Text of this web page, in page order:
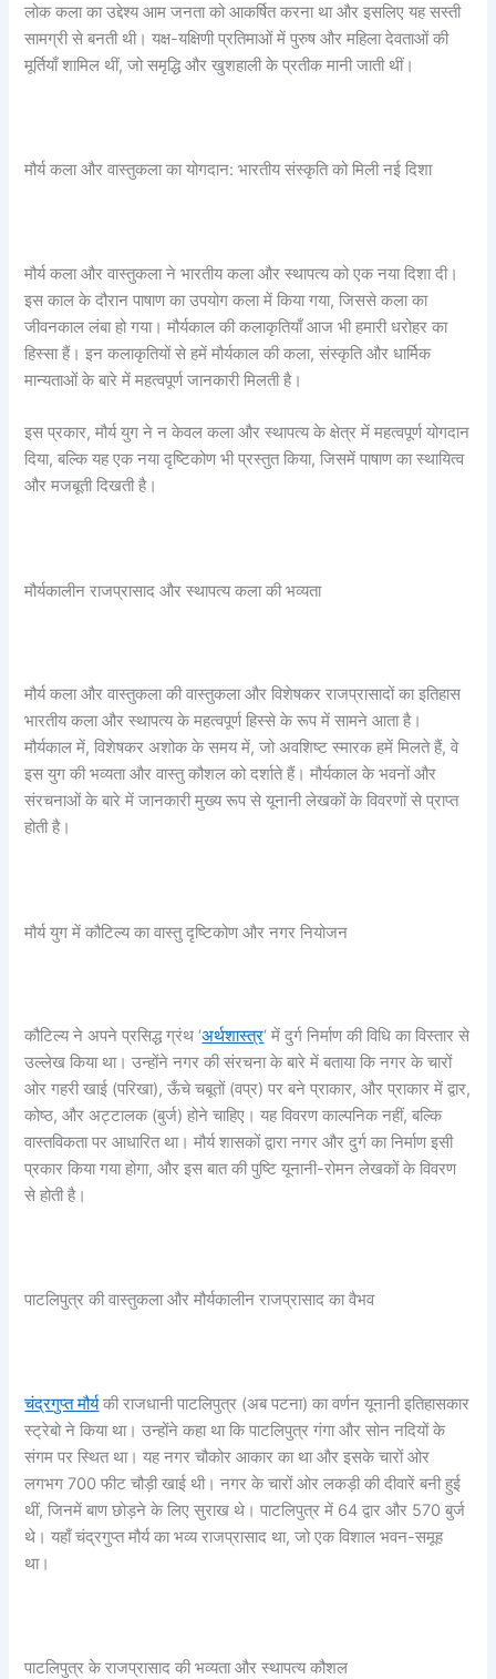
लोक कला का उद्देश्य आम जनता को आकर्षित करना था और इसलिए यह सस्ती
सामग्री से बनती थी। यक्ष-यक्षिणी प्रतिमाओं में पुरुष और महिला देवताओं की
मूर्तियाँ शामिल थीं, जो समृद्धि और खुशहाली के प्रतीक मानी जाती थीं।
मौर्य कला और वास्तुकला का योगदान: भारतीय संस्कृति को मिली नई दिशा
मौर्य कला और वास्तुकला ने भारतीय कला और स्थापत्य को एक नया दिशा दी।
इस काल के दौरान पाषाण का उपयोग कला में किया गया, जिससे कला का
जीवनकाल लंबा हो गया। मौर्यकाल की कलाकृतियाँ आज भी हमारी धरोहर का
हिस्सा हैं। इन कलाकृतियों से हमें मौर्यकाल की कला, संस्कृति और धार्मिक
मान्यताओं के बारे में महत्वपूर्ण जानकारी मिलती है।
इस प्रकार, मौर्य युग ने न केवल कला और स्थापत्य के क्षेत्र में महत्वपूर्ण योगदान
दिया, बल्कि यह एक नया दृष्टिकोण भी प्रस्तुत किया, जिसमें पाषाण का स्थायित्व
और मजबूती दिखती है।
मौर्यकालीन राजप्रासाद और स्थापत्य कला की भव्यता
मौर्य कला और वास्तुकला की वास्तुकला और विशेषकर राजप्रासादों का इतिहास
भारतीय कला और स्थापत्य के महत्वपूर्ण हिस्से के रूप में सामने आता है।
मौर्यकाल में, विशेषकर अशोक के समय में, जो अवशिष्ट स्मारक हमें मिलते हैं, वे
इस युग की भव्यता और वास्तु कौशल को दर्शाते हैं। मौर्यकाल के भवनों और
संरचनाओं के बारे में जानकारी मुख्य रूप से यूनानी लेखकों के विवरणों से प्राप्त
होती है।
मौर्य युग में कौटिल्य का वास्तु दृष्टिकोण और नगर नियोजन
कौटिल्य ने अपने प्रसिद्ध ग्रंथ ‘अर्थशास्त्र‘ में दुर्ग निर्माण की विधि का विस्तार से
उल्लेख किया था। उन्होंने नगर की संरचना के बारे में बताया कि नगर के चारों
ओर गहरी खाई (परिखा), ऊँचे चबूतों (वप्र) पर बने प्राकार, और प्राकार में द्वार,
कोष्ठ, और अट्टालक (बुर्ज) होने चाहिए। यह विवरण काल्पनिक नहीं, बल्कि
वास्तविकता पर आधारित था। मौर्य शासकों द्वारा नगर और दुर्ग का निर्माण इसी
प्रकार किया गया होगा, और इस बात की पुष्टि यूनानी-रोमन लेखकों के विवरण
से होती है।
पाटलिपुत्र की वास्तुकला और मौर्यकालीन राजप्रासाद का वैभव
चंद्रगुप्त मौर्यकी राजधानी पाटलिपुत्र (अब पटना) का वर्णन यूनानी इतिहासकार
स्ट्रेबो ने किया था। उन्होंने कहा था कि पाटलिपुत्र गंगा और सोन नदियों के
संगम पर स्थित था। यह नगर चौकोर आकार का था और इसके चारों ओर
लगभग 700 फीट चौड़ी खाई थी। नगर के चारों ओर लकड़ी की दीवारें बनी हुई
थीं, जिनमें बाण छोड़ने के लिए सुराख थे। पाटलिपुत्र में 64 द्वार और 570 बुर्ज
थे। यहाँ चंद्रगुप्त मौर्य का भव्य राजप्रासाद था, जो एक विशाल भवन-समूह
था।
पाटलिपुत्र के राजप्रासाद की भव्यता और स्थापत्य कौशल